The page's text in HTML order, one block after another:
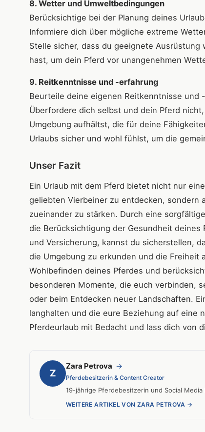
8. Wetter und Umweltbedingungen
Berücksichtige bei der Planung deines
Informiere dich über mögliche extreme
Stelle sicher, dass du geeignete
hast, um dein Pferd vor unangenehmen
9. Reitkenntnisse und -erfahrung
Beurteile deine eigenen Reitkenntnisse und
Überfordere dich selbst und dein Pferd
Umgebung aufhältst, die für deine
Urlaubs sicher und wohl fühlst, um die
Unser Fazit
Ein Urlaub mit dem Pferd bietet nicht nur
geliebten Vierbeiner zu entdecken, sondern
zueinander zu stärken. Durch eine
die Berücksichtigung der Gesundheit
und Versicherung, kannst du sicherstellen,
die Umgebung zu erkunden und die Freiheit
Wohlbefinden deines Pferdes und
besonderen Momente, die euch verbinden,
oder beim Entdecken neuer Landschaften.
langhalten und die eure Beziehung auf eine
Pferdeurlaub mit Bedacht und lass dich von
Z
Zara Petrova →
Pferdebesitzerin & Content Creator
19-jährige Pferdebesitzerin und Social
WEITERE ARTIKEL VON ZARA PETROVA →